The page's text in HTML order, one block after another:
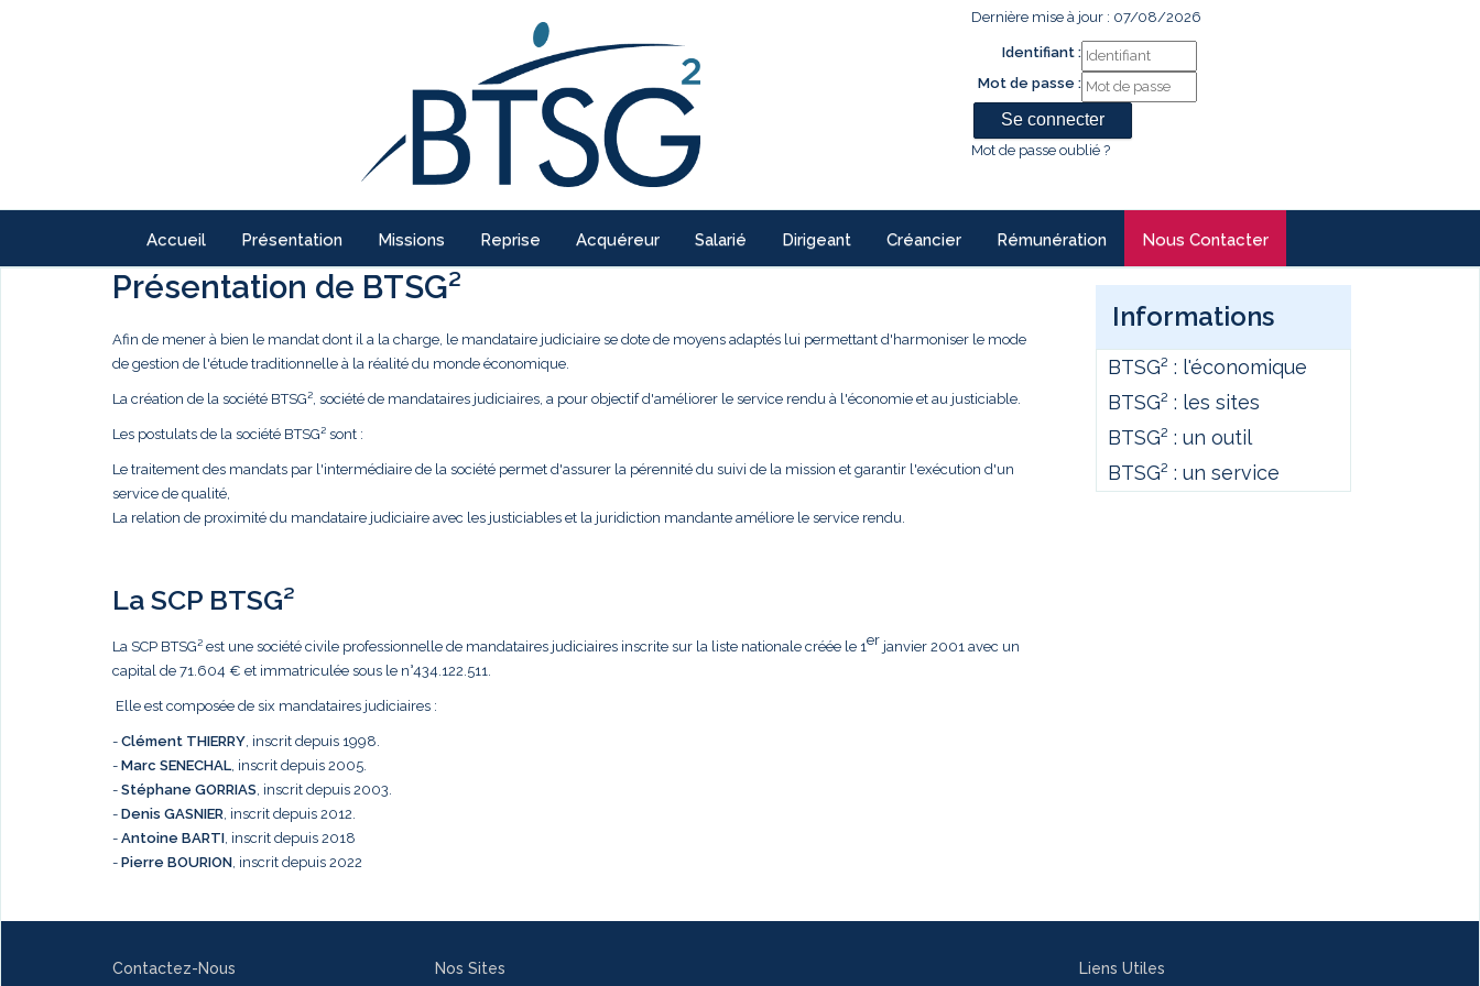
Dernière mise à jour : 07/08/2026
Identifiant :
Mot de passe :
Mot de passe oublié ?
Accueil Présentation Missions Reprise Acquéreur Salarié Dirigeant Créancier Rémunération Nous Contacter
Présentation de BTSG²
Afin de mener à bien le mandat dont il a la charge, le mandataire judiciaire se dote de moyens adaptés lui permettant d'harmoniser le mode
de gestion de l'étude traditionnelle à la réalité du monde économique.
La création de la société BTSG², société de mandataires judiciaires, a pour objectif d'améliorer le service rendu à l'économie et au justiciable.
Les postulats de la société BTSG² sont :
Le traitement des mandats par l'intermédiaire de la société permet d'assurer la pérennité du suivi de la mission et garantir l'exécution d'un
service de qualité,
La relation de proximité du mandataire judiciaire avec les justiciables et la juridiction mandante améliore le service rendu.
La SCP BTSG²
La SCP BTSG² est une société civile professionnelle de mandataires judiciaires inscrite sur la liste nationale créée le 1er janvier 2001 avec un
capital de 71.604 € et immatriculée sous le n°434.122.511.
Elle est composée de six mandataires judiciaires :
- Clément THIERRY, inscrit depuis 1998.
- Marc SENECHAL, inscrit depuis 2005.
- Stéphane GORRIAS, inscrit depuis 2003.
- Denis GASNIER, inscrit depuis 2012.
- Antoine BARTI, inscrit depuis 2018
- Pierre BOURION, inscrit depuis 2022
Informations
BTSG² : l'économique
BTSG² : les sites
BTSG² : un outil
BTSG² : un service
Contactez-Nous Nos Sites Liens Utiles